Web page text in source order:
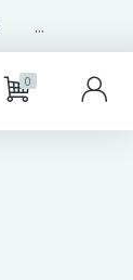
...
0